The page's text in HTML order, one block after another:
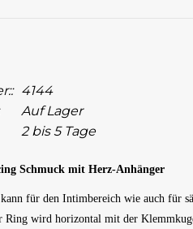
4144
Auf Lager
2 bis 5 Tage
Schmuck mit Herz-Anhänger
für den Intimbereich wie auch für
Ring wird horizontal mit der